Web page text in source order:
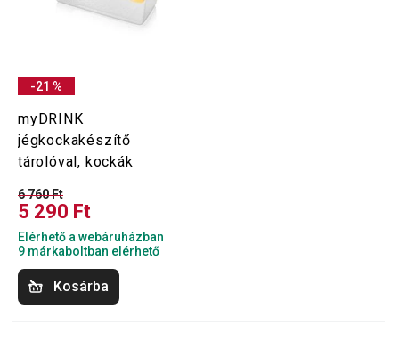
-21 %
myDRINK
jégkockakészítő
tárolóval, kockák
6 760 Ft
5 290 Ft
Elérhető a webáruházban
9 márkaboltban elérhető
Kosárba